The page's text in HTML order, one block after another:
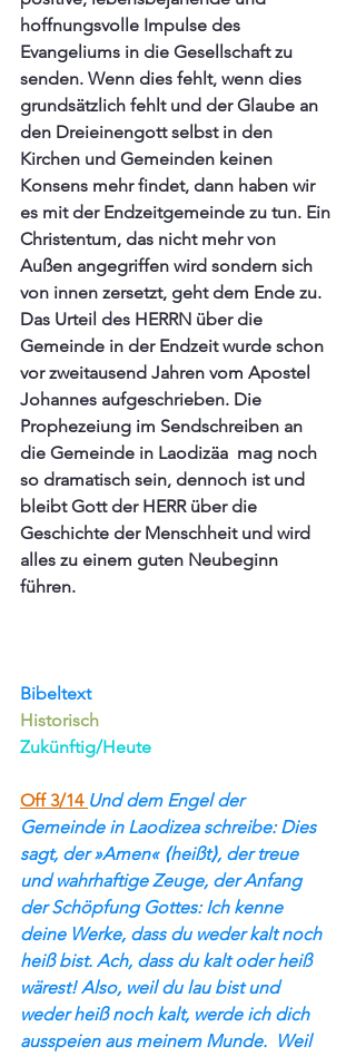
hoffnungsvolle Impulse des
Evangeliums in die Gesellschaft zu
senden. Wenn dies fehlt, wenn dies
grundsätzlich fehlt und der Glaube an
den Dreieinengott selbst in den
Kirchen und Gemeinden keinen
Konsens mehr findet, dann haben wir
es mit der Endzeitgemeinde zu tun. Ein
Christentum, das nicht mehr von
Außen angegriffen wird sondern sich
von innen zersetzt, geht dem Ende zu.
Das Urteil des HERRN über die
Gemeinde in der Endzeit wurde schon
vor zweitausend Jahren vom Apostel
Johannes aufgeschrieben. Die
Prophezeiung im Sendschreiben an
die Gemeinde in Laodizäa  mag noch
so dramatisch sein, dennoch ist und
bleibt Gott der HERR über die
Geschichte der Menschheit und wird
alles zu einem guten Neubeginn
führen.
Bibeltext
Historisch
Zukünftig/Heute
Off 3/14 Und dem Engel der
Gemeinde in Laodizea schreibe: Dies
sagt, der »Amen« ⟨heißt⟩, der treue
und wahrhaftige Zeuge, der Anfang
der Schöpfung Gottes: Ich kenne
deine Werke, dass du weder kalt noch
heiß bist. Ach, dass du kalt oder heiß
wärest! Also, weil du lau bist und
weder heiß noch kalt, werde ich dich
ausspeien aus meinem Munde.  Weil